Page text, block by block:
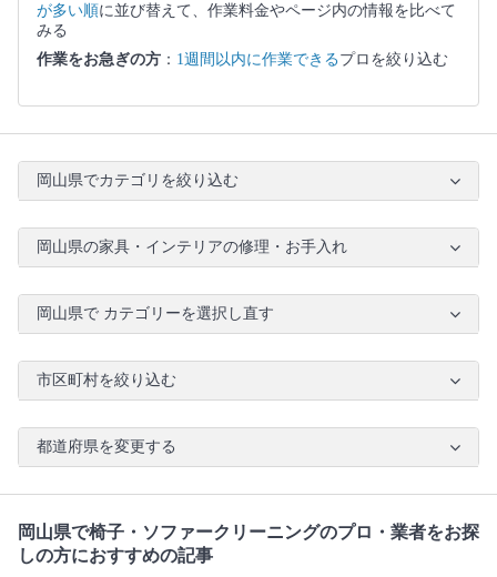
が多い順に並び替えて、作業料金やページ内の情報を比べて
みる
作業をお急ぎの方 ： 1週間以内に作業できるプロを絞り込む
岡山県でカテゴリを絞り込む
岡山県の家具・インテリアの修理・お手入れ
岡山県で カテゴリーを選択し直す
市区町村を絞り込む
都道府県を変更する
岡山県で椅子・ソファークリーニングのプロ・業者をお探
しの方におすすめの記事